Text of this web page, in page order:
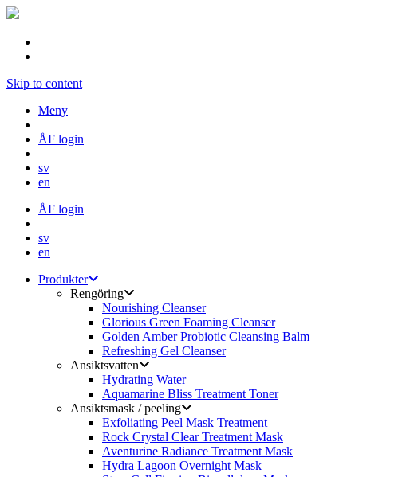
Skip to content
Meny
ÅF login
sv
en
ÅF login
sv
en
Produkter
Rengöring
Nourishing Cleanser
Glorious Green Foaming Cleanser
Golden Amber Probiotic Cleansing Balm
Refreshing Gel Cleanser
Ansiktsvatten
Hydrating Water
Aquamarine Bliss Treatment Toner
Ansiktsmask / peeling
Exfoliating Peel Mask Treatment
Rock Crystal Clear Treatment Mask
Aventurine Radiance Treatment Mask
Hydra Lagoon Overnight Mask